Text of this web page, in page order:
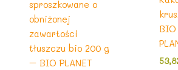
sproszkowane o
obniżonej
zawartości
tłuszczu bio 200 g
– BIO PLANET